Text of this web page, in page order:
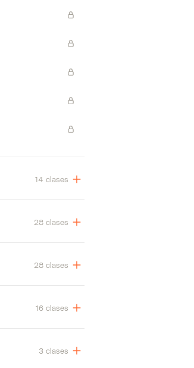
14 clases
28 clases
28 clases
16 clases
3 clases